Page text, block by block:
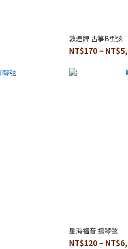
敦煌牌 古箏B型弦
NT$170 ~
星海福音 揚琴弦
NT$120 ~